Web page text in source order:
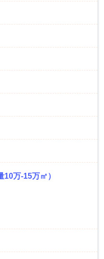
万-15万㎡）